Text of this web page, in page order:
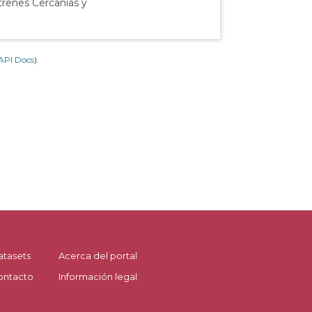
Cercanías y
Docs).
Acerca del portal
Información legal